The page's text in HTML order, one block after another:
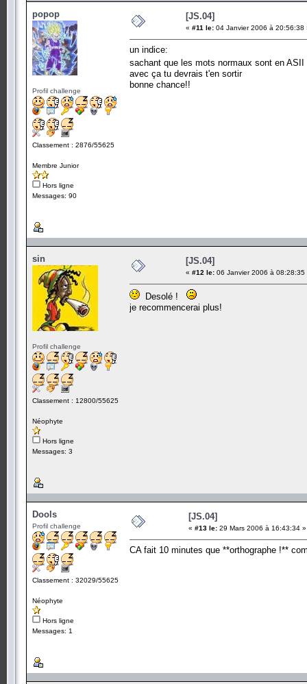
popop
Profil challenge
Classement : 2876/55625
Membre Junior
Hors ligne
Messages: 90
[JS.04]
« #11 le: 04 Janvier 2006 à 20:56:38
un indice:
sachant que les mots normaux sont en
avec ça tu devrais t'en sortir
bonne chance!!
sin
Profil challenge
Classement : 12800/55625
Néophyte
Hors ligne
Messages: 3
[JS.04]
« #12 le: 06 Janvier 2006 à 08:28:35
Desolé !
je recommencerai plus!
Dools
Profil challenge
Classement : 32029/55625
Néophyte
Hors ligne
Messages: 1
[JS.04]
« #13 le: 29 Mars 2006 à 16:43:34 »
CA fait 10 minutes que **orthographe !**